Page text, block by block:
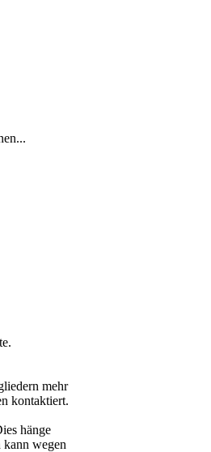
mehr
kontaktiert.
hänge
kann wegen